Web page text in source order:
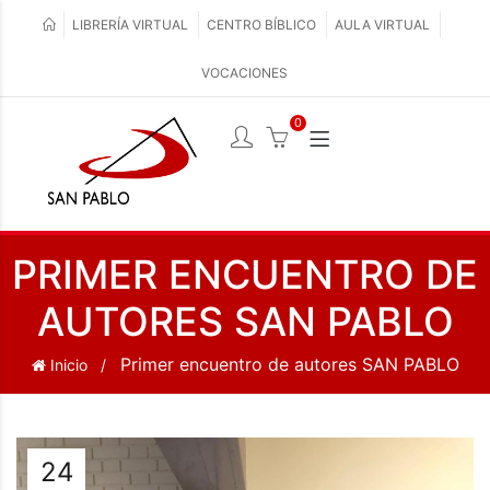
LIBRERÍA VIRTUAL CENTRO BÍBLICO AULA VIRTUAL
VOCACIONES
0
PRIMER ENCUENTRO DE
AUTORES SAN PABLO
Inicio Primer encuentro de autores SAN PABLO
24